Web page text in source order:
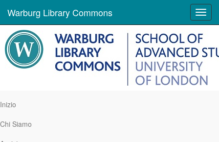
Warburg Library Commons
Inizio
Chi Siamo